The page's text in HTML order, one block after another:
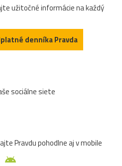
užitočné informácie na každý
denníka Pravda
sociálne siete
Pravdu pohodlne aj v mobile